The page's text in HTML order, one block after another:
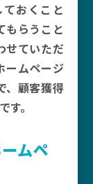
おくこと
もらうこと
せていただ
ームページ
、顧客獲得
。
ムペ